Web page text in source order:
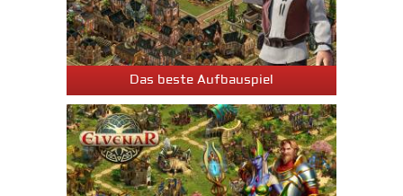
Das beste Aufbauspiel